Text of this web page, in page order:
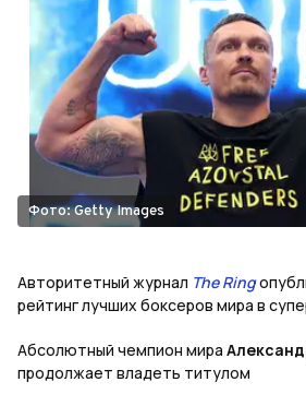
Фото: Getty Images
Авторитетный журнал The Ring
рейтинг лучших боксеров мира в
Абсолютный чемпион мира
продолжает владеть титулом